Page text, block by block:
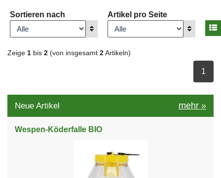
Sortieren nach
Anzeigen
Artikel pro Seite
Anzeigen
Zeige 1 bis 2 (von insgesamt 2 Artikeln)
1
Neue Artikel mehr »
Wespen-Köderfalle BIO